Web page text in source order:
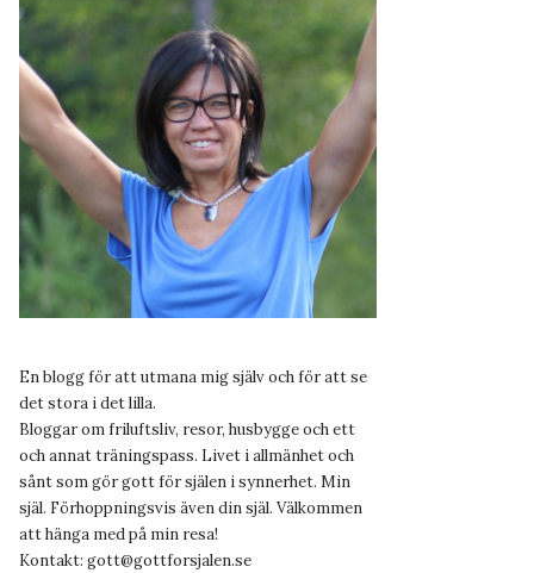
En blogg för att utmana mig själv och för att se
det stora i det lilla.
Bloggar om friluftsliv, resor, husbygge och ett
och annat träningspass. Livet i allmänhet och
sånt som gör gott för själen i synnerhet. Min
själ. Förhoppningsvis även din själ. Välkommen
att hänga med på min resa!
Kontakt: gott@gottforsjalen.se